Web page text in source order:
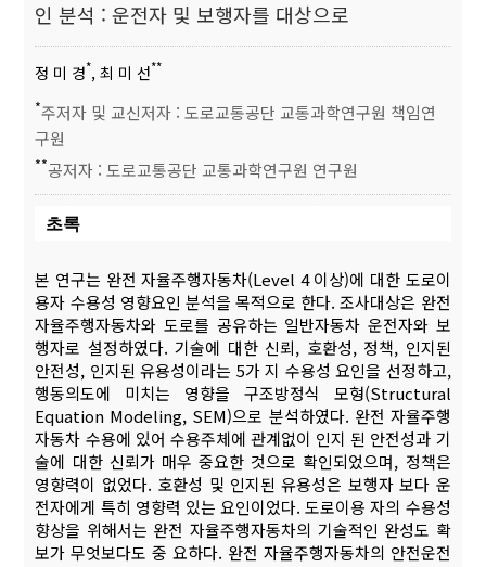
인 분석 : 운전자 및 보행자를 대상으로
정 미 경*, 최 미 선**
*주저자 및 교신저자 : 도로교통공단 교통과학연구원 책임연
구원
**공저자 : 도로교통공단 교통과학연구원 연구원
초록
본 연구는 완전 자율주행자동차(Level 4 이상)에 대한 도로이
용자 수용성 영향요인 분석을 목적으로 한다. 조사대상은 완전
자율주행자동차와 도로를 공유하는 일반자동차 운전자와 보
행자로 설정하였다. 기술에 대한 신뢰, 호환성, 정책, 인지된
안전성, 인지된 유용성이라는 5가 지 수용성 요인을 선정하고,
행동의도에 미치는 영향을 구조방정식 모형(Structural
Equation Modeling, SEM)으로 분석하였다. 완전 자율주행
자동차 수용에 있어 수용주체에 관계없이 인지 된 안전성과 기
술에 대한 신뢰가 매우 중요한 것으로 확인되었으며, 정책은
영향력이 없었다. 호환성 및 인지된 유용성은 보행자 보다 운
전자에게 특히 영향력 있는 요인이었다. 도로이용 자의 수용성
향상을 위해서는 완전 자율주행자동차의 기술적인 완성도 확
보가 무엇보다도 중 요하다. 완전 자율주행자동차의 안전운전